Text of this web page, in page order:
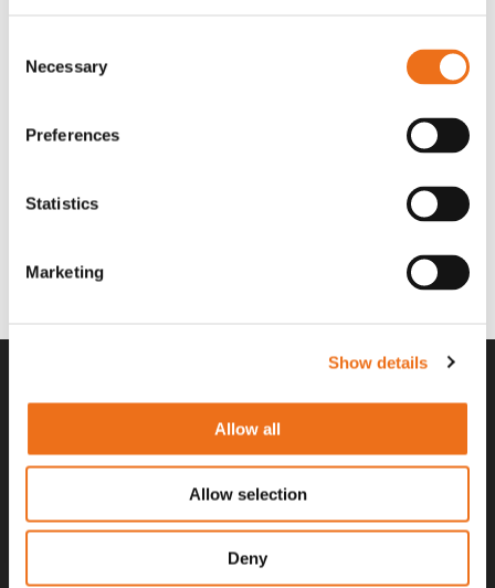
Selection
Necessary
Preferences
Statistics
Marketing
Show details
Allow all
Allow selection
Deny
Lägg till i varukorg
Rotor teeth 8t/6k 0Gr/8 R6/14 Filtersats 223 A491555
Alla priser på tillbehör och tillval gäller vid köp av ny maskin. Priserna
gäller inte vid köp av enskild produkt, till exempel